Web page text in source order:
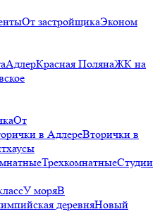
От застройщикаЭконом
АдлерКрасная ПолянаЖК на
От
в АдлереВторички в
ТрехкомнатныеСтудии
У моряВ
деревняНовый